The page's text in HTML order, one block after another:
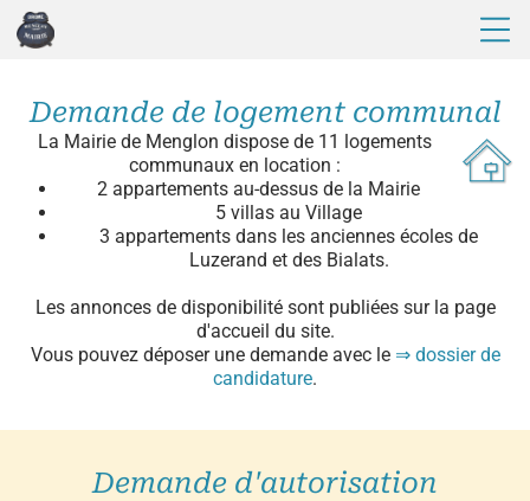
Demande de logement communal
La Mairie de Menglon dispose de 11 logements
communaux en location :
2 appartements au-dessus de la Mairie
5 villas au Village
3 appartements dans les anciennes écoles de
Luzerand et des Bialats.
Les annonces de disponibilité sont publiées sur la page
d'accueil du site.
Vous pouvez déposer une demande avec le ⇒ dossier de
candidature.
Demande d'autorisation